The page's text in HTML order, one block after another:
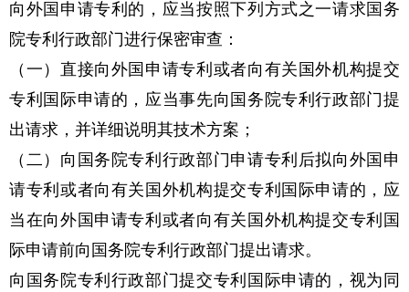
向外国申请专利的，应当按照下列方式之一请求国务
院专利行政部门进行保密审查：
（一）直接向外国申请专利或者向有关国外机构提交
专利国际申请的，应当事先向国务院专利行政部门提
出请求，并详细说明其技术方案；
（二）向国务院专利行政部门申请专利后拟向外国申
请专利或者向有关国外机构提交专利国际申请的，应
当在向外国申请专利或者向有关国外机构提交专利国
际申请前向国务院专利行政部门提出请求。
向国务院专利行政部门提交专利国际申请的，视为同